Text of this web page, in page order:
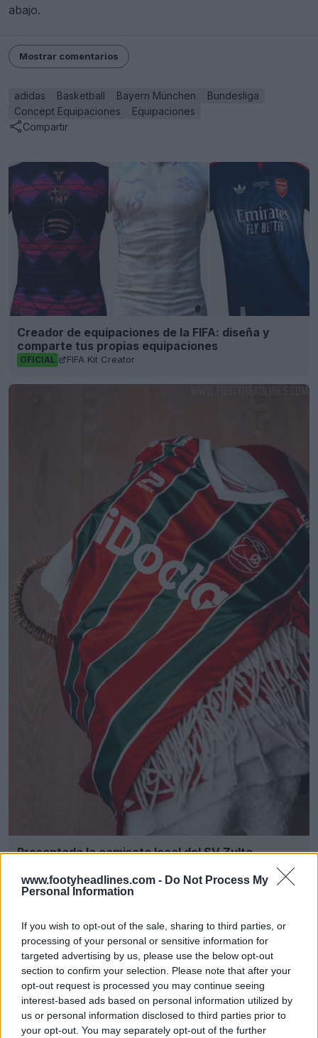
www.footyheadlines.com - Do Not Process My
Personal Information
If you wish to opt-out of the sale, sharing to third parties, or
processing of your personal or sensitive information for
targeted advertising by us, please use the below opt-out
section to confirm your selection. Please note that after your
opt-out request is processed you may continue seeing
interest-based ads based on personal information utilized by
us or personal information disclosed to third parties prior to
your opt-out. You may separately opt-out of the further
abajo.
Mostrar comentarios
adidas Basketball Bayern München
Bundesliga
Concept Equipaciones
Equipaciones
Compartir
Creador de equipaciones de la FIFA: diseña y
comparte tus propias equipaciones
OFICIAL FIFA Kit Creator
Presentada la camiseta local del SV Zulte
1 0 0 141 2h